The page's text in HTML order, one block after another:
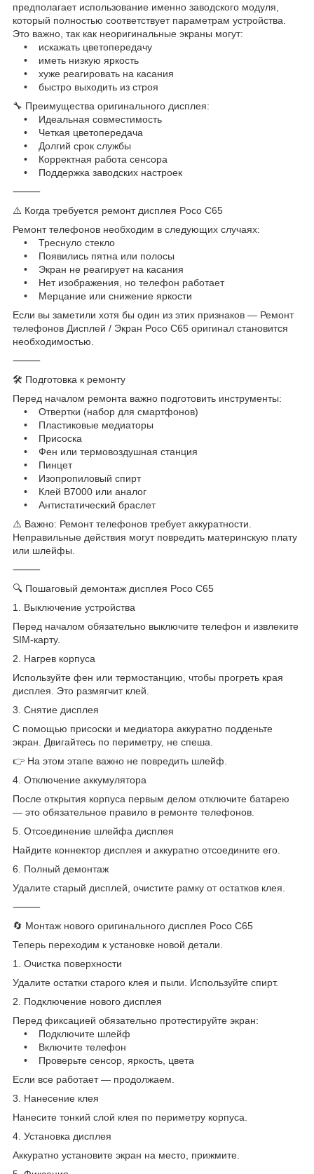
предполагает использование именно заводского модуля,
который полностью соответствует параметрам устройства.
Это важно, так как неоригинальные экраны могут:
• искажать цветопередачу
• иметь низкую яркость
• хуже реагировать на касания
• быстро выходить из строя
🔧 Преимущества оригинального дисплея:
• Идеальная совместимость
• Четкая цветопередача
• Долгий срок службы
• Корректная работа сенсора
• Поддержка заводских настроек
⸻
⚠️ Когда требуется ремонт дисплея Poco C65
Ремонт телефонов необходим в следующих случаях:
• Треснуло стекло
• Появились пятна или полосы
• Экран не реагирует на касания
• Нет изображения, но телефон работает
• Мерцание или снижение яркости
Если вы заметили хотя бы один из этих признаков — Ремонт
телефонов Дисплей / Экран Poco C65 оригинал становится
необходимостью.
⸻
🛠 Подготовка к ремонту
Перед началом ремонта важно подготовить инструменты:
• Отвертки (набор для смартфонов)
• Пластиковые медиаторы
• Присоска
• Фен или термовоздушная станция
• Пинцет
• Изопропиловый спирт
• Клей B7000 или аналог
• Антистатический браслет
⚠️ Важно: Ремонт телефонов требует аккуратности.
Неправильные действия могут повредить материнскую плату
или шлейфы.
⸻
🔍 Пошаговый демонтаж дисплея Poco C65
1. Выключение устройства
Перед началом обязательно выключите телефон и извлеките
SIM-карту.
2. Нагрев корпуса
Используйте фен или термостанцию, чтобы прогреть края
дисплея. Это размягчит клей.
3. Снятие дисплея
С помощью присоски и медиатора аккуратно подденьте
экран. Двигайтесь по периметру, не спеша.
👉 На этом этапе важно не повредить шлейф.
4. Отключение аккумулятора
После открытия корпуса первым делом отключите батарею
— это обязательное правило в ремонте телефонов.
5. Отсоединение шлейфа дисплея
Найдите коннектор дисплея и аккуратно отсоедините его.
6. Полный демонтаж
Удалите старый дисплей, очистите рамку от остатков клея.
⸻
🔄 Монтаж нового оригинального дисплея Poco C65
Теперь переходим к установке новой детали.
1. Очистка поверхности
Удалите остатки старого клея и пыли. Используйте спирт.
2. Подключение нового дисплея
Перед фиксацией обязательно протестируйте экран:
• Подключите шлейф
• Включите телефон
• Проверьте сенсор, яркость, цвета
Если все работает — продолжаем.
3. Нанесение клея
Нанесите тонкий слой клея по периметру корпуса.
4. Установка дисплея
Аккуратно установите экран на место, прижмите.